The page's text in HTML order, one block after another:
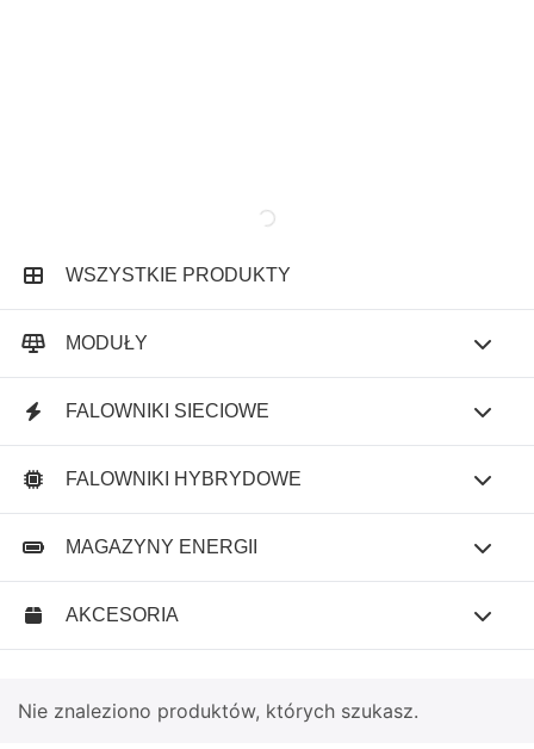
WSZYSTKIE PRODUKTY
MODUŁY
FALOWNIKI SIECIOWE
FALOWNIKI HYBRYDOWE
MAGAZYNY ENERGII
AKCESORIA
Nie znaleziono produktów, których szukasz.